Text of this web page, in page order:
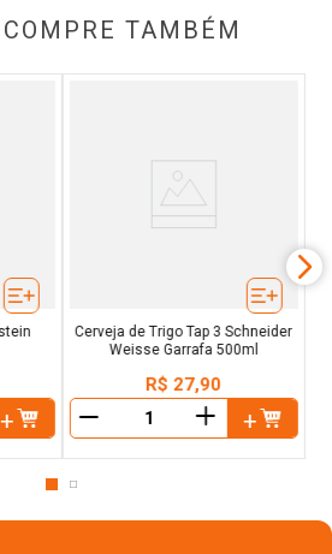
TAMBÉM
Cerveja de Trigo Tap 3 Schneider
Weisse Garrafa 500ml
R$ 27,90
＋